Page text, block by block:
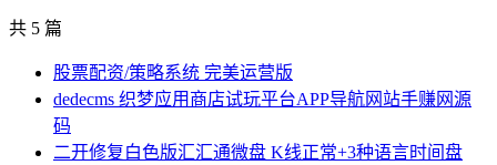
共 5 篇
股票配资/策略系统 完美运营版
dedecms 织梦应用商店试玩平台APP导航网站手赚网源
码
二开修复白色版汇汇通微盘 K线正常+3种语言时间盘